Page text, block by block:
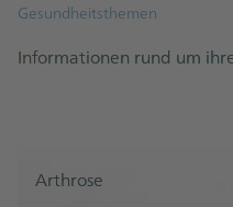
Gesundheitsthemen
Informationen rund um
Arthrose